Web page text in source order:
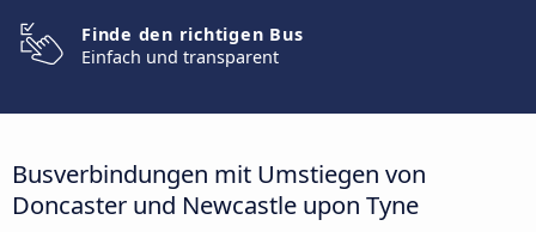
Finde den richtigen Bus
Einfach und transparent
Busverbindungen mit Umstiegen von
Doncaster und Newcastle upon Tyne